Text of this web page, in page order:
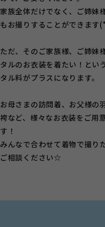
家族全体だけでなく、ご姉妹
もお撮りすることができま
ただ、そのご家族様、ご姉妹
タルのお衣装を着たい！とい
タル料がプラスになります。
お母さまの訪問着、お父様の
袴など、様々なお衣装をご用
す！
みんなで合わせて着物で撮り
ご相談ください☆